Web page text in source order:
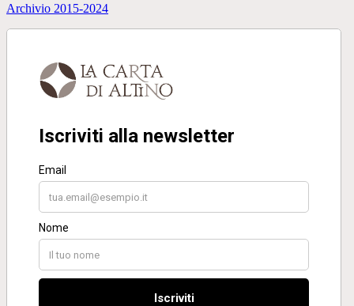
Archivio 2015-2024